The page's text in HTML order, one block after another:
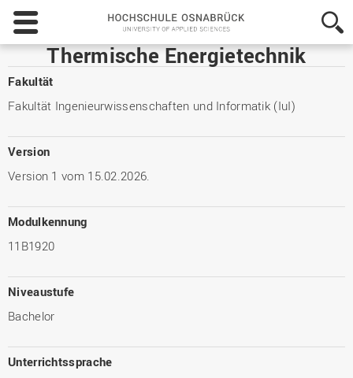
Hochschule
Osnabrück
-
University
Sciences
Thermische Energietechnik
Fakultät
Fakultät Ingenieurwissenschaften und Informatik (IuI)
Version
Version 1 vom 15.02.2026.
Modulkennung
11B1920
Niveaustufe
Bachelor
Unterrichtssprache